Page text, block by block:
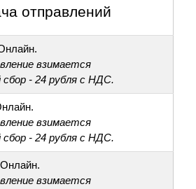
отправлений
взимается
- 24 рубля с НДС.
взимается
- 24 рубля с НДС.
взимается